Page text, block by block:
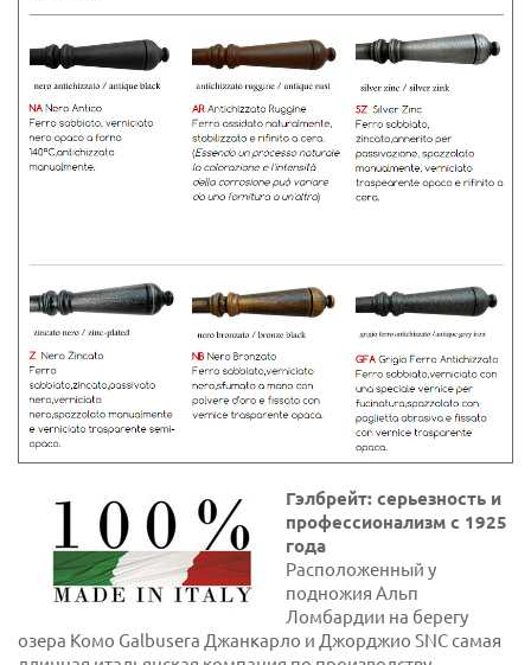
Гэлбрейт: серьезность и
профессионализм с 1925
года
Расположенный у
подножия Альп
Ломбардии на берегу
озера Комо Galbusera Джанкарло и Джорджио SNC самая